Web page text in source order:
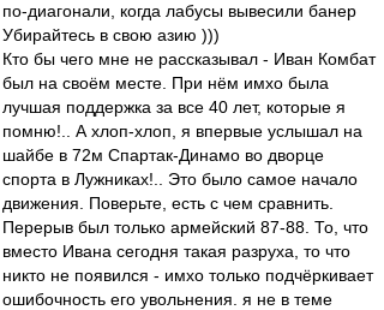
по-диагонали, когда лабусы вывесили банер
Убирайтесь в свою азию )))
Кто бы чего мне не рассказывал - Иван Комбат
был на своём месте. При нём имхо была
лучшая поддержка за все 40 лет, которые я
помню!.. А хлоп-хлоп, я впервые услышал на
шайбе в 72м Спартак-Динамо во дворце
спорта в Лужниках!.. Это было самое начало
движения. Поверьте, есть с чем сравнить.
Перерыв был только армейский 87-88. То, что
вместо Ивана сегодня такая разруха, то что
никто не появился - имхо только подчёркивает
ошибочность его увольнения. я не в теме